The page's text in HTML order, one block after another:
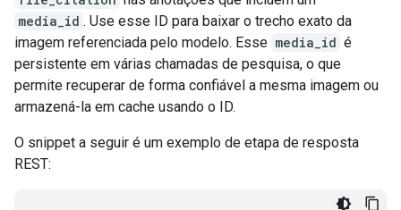
media_id . Use esse ID para baixar o trecho exato da
imagem referenciada pelo modelo. Esse media_id é
persistente em várias chamadas de pesquisa, o que
permite recuperar de forma confiável a mesma imagem ou
armazená-la em cache usando o ID.
O snippet a seguir é um exemplo de etapa de resposta
REST: